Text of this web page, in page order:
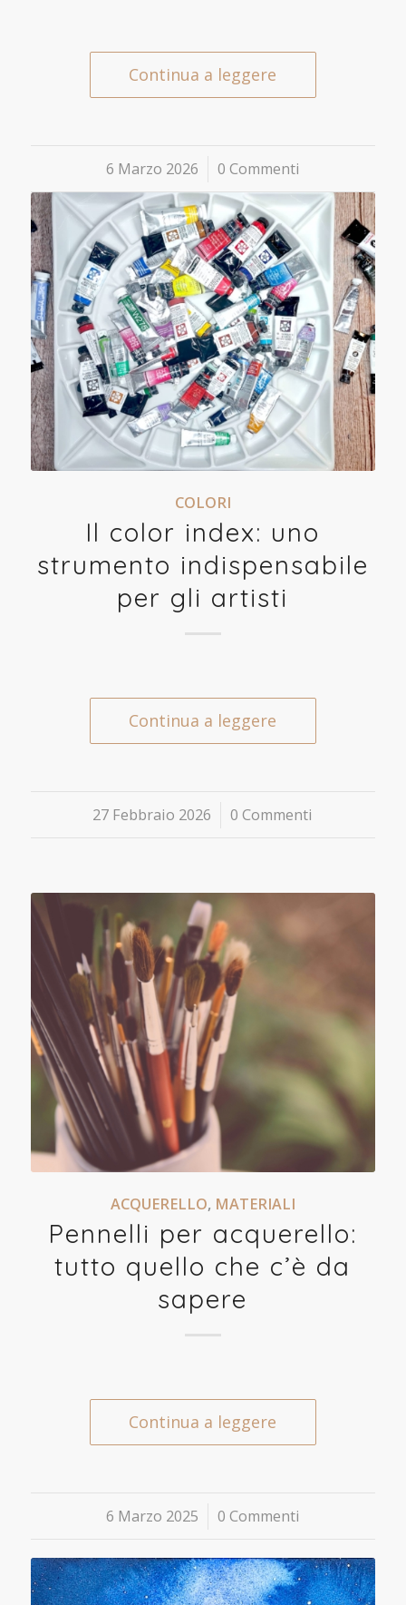
Continua a leggere
6 Marzo 2026
/ 0 Commenti
COLORI
Il color index: uno
strumento indispensabile
per gli artisti
Continua a leggere
27 Febbraio 2026
/ 0 Commenti
ACQUERELLO, MATERIALI
Pennelli per acquerello:
tutto quello che c’è da
sapere
Continua a leggere
6 Marzo 2025
/ 0 Commenti